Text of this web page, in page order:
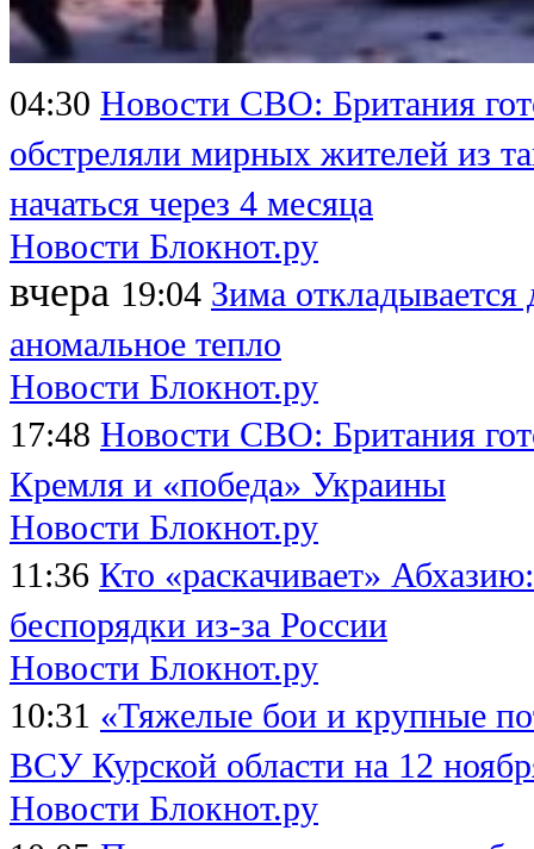
04:30 Новости СВО: Британия
обстреляли мирных жителей из
начаться через 4 месяца
Новости Блокнот.ру
вчера 19:04 Зима
аномальное тепло
Новости Блокнот.ру
17:48 Новости СВО: Британия
Кремля и «победа» Украины
Новости Блокнот.ру
11:36 Кто «раскачивает»
беспорядки из-за России
Новости Блокнот.ру
10:31 «Тяжелые бои и крупные
ВСУ Курской области на 12
Новости Блокнот.ру